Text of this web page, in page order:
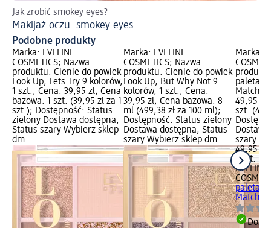
Jak zrobić smokey eyes?
Makijaż oczu: smokey eyes
Podobne produkty
Marka: EVELINE
COSMETICS; Nazwa
produktu: Cienie do powiek
Look Up, Lets Try 9 kolorów,
1 szt.; Cena: 39,95 zł; Cena
bazowa: 1 szt. (39,95 zł za 1
szt.); Dostępność: Status
zielony Dostawa dostępna,
Status szary Wybierz sklep
dm
Marka: EVELINE
COSMETICS; Nazwa
produktu: Cienie do powiek
Look Up, But Why Not 9
kolorów, 1 szt.; Cena:
39,95 zł; Cena bazowa: 8
ml (499,38 zł za 100 ml);
Dostępność: Status zielony
Dostawa dostępna, Status
szary Wybierz sklep dm
Marka:
paleta
Match
49,95
szt.
szary
49,95 zł
1 szt.
EVELINE
paleta
Match nr